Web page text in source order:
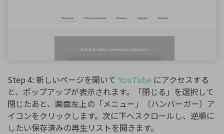
Step 4: 新しいページを開いて YouTube にアクセスする
と、ポップアップが表示されます。「閉じる」を選択して
閉じたあと、画面左上の「メニュー」（ハンバーガー）ア
イコンをクリックします。次に下へスクロールし、逆順に
したい保存済みの再生リストを開きます。